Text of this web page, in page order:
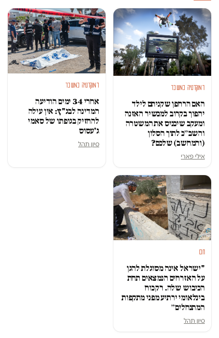
דמוקרטיה במשבר
האם הרחפן שקניתם לילד
יהפוך בקרוב למכשיר האזנה
ומעקב שיכניס את המשטרה
והשב״כ לתוך הסלון
(והמחשב) שלכם?
אילי פארי
דמוקרטיה במשבר
אחרי 34 ימים הודיעה
המדינה לבג"ץ: אין עילה
להחזיק בגופתו של סאמי
ג'עסוס
סיון תהל
חם
"ישראל אינה מסוגלת להגן
על האזרחים הנמצאים תחת
הכיבוש שלה. רק כוח
בינלאומי ירתיע מפני מתקפות
המתנחלים״
סיון תהל